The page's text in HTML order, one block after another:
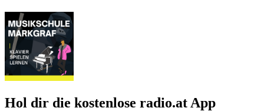
Hol dir die kostenlose radio.at App